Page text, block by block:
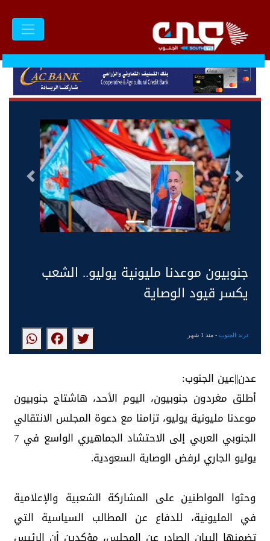
التالى السابق
جنوبيون موعدنا مليونية يوليو.. الشعب
يكسر قيود الوصاية
ترند الجنوب- منذ 1 شهر
عدن||عين الجنوب:
أطلق مغردون جنوبيون، اليوم الأحد، هاشتاج جنوبيون
موعدنا مليونية يوليو، تزامنا مع دعوة المجلس الانتقالي
الجنوبي العربي إلى الاحتشاد الجماهيري الواسع في 7
يوليو الجاري لرفض الوصاية السعودية.
وحثوا المواطنين على المشاركة الشعبية والإعلامية
في المليونية، للدفاع عن المطالب السياسية التي